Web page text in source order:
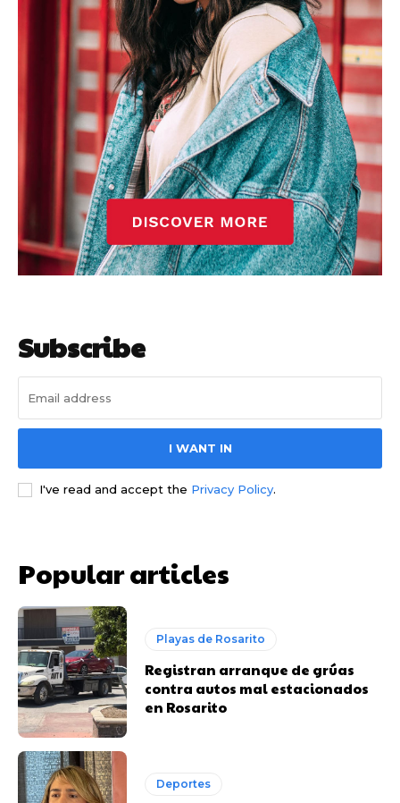
Subscribe
I WANT IN
I've read and accept the Privacy Policy.
Popular articles
Playas de Rosarito
Registran arranque de grúas
contra autos mal estacionados
en Rosarito
Deportes